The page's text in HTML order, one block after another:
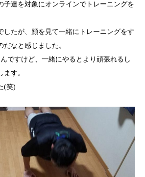
子達を対象にオンラインでトレーニングを
したが、顔を見て一緒にトレーニングをす
なと感じました。
ですけど、一緒にやるとより頑張れるし
す。
(笑)